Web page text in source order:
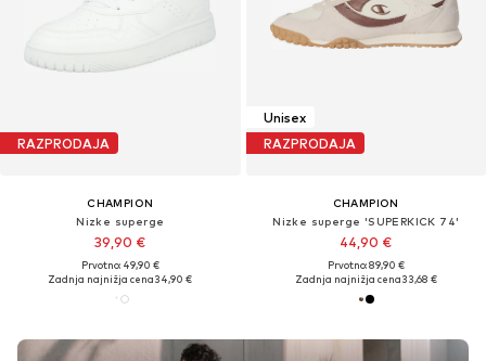
RAZPRODAJA
CHAMPION
Nizke superge
39,90 €
Prvotno: 49,90 €
Zadnja najnižja cena34,90 €
Unisex
RAZPRODAJA
CHAMPION
Nizke superge 'SUPERKICK 74'
44,90 €
Prvotno: 89,90 €
Zadnja najnižja cena33,68 €